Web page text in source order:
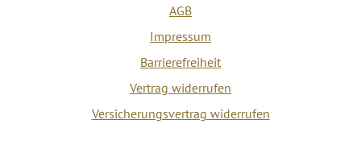
AGB
Impressum
Barrierefreiheit
Vertrag widerrufen
Versicherungsvertrag widerrufen